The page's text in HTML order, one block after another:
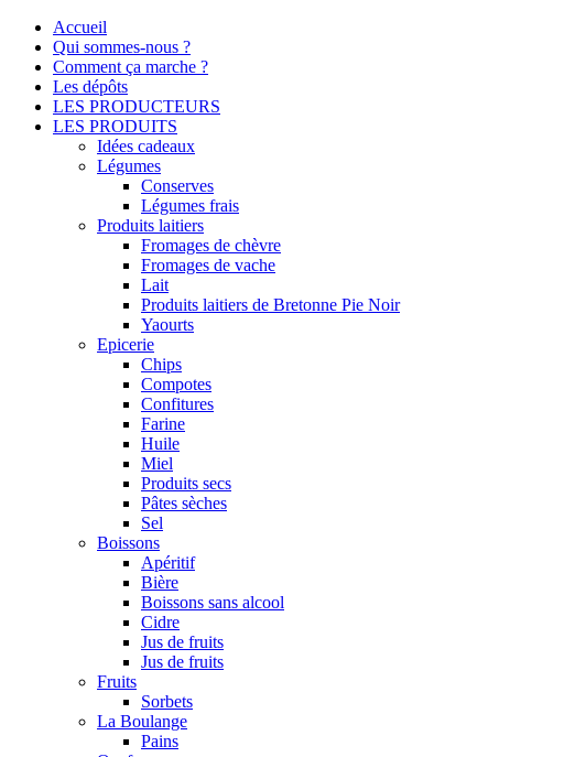
Accueil
Qui sommes-nous ?
Comment ça marche ?
Les dépôts
LES PRODUCTEURS
LES PRODUITS
Idées cadeaux
Légumes
Conserves
Légumes frais
Produits laitiers
Fromages de chèvre
Fromages de vache
Lait
Produits laitiers de Bretonne Pie Noir
Yaourts
Epicerie
Chips
Compotes
Confitures
Farine
Huile
Miel
Produits secs
Pâtes sèches
Sel
Boissons
Apéritif
Bière
Boissons sans alcool
Cidre
Jus de fruits
Jus de fruits
Fruits
Sorbets
La Boulange
Pains